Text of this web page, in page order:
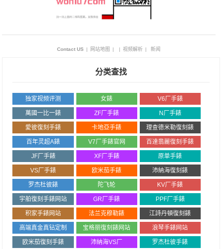
Contact US | 网站地图 | | 视频解析 | 新闻
分类查找
独家视频评测 女錶 V6厂手錶
萬國一比一錶 ZF厂手錶 N厂手錶
愛彼復刻手錶 卡地亞手錶 理查德米勒復刻錶
百年灵超A錶 V7厂手錶官网 百達翡麗復刻手錶
JF厂手錶 XF厂手錶 原单手錶
VS厂手錶 欧米茄手錶 沛納海復刻錶
罗杰杜彼錶 陀飞轮 KV厂手錶
宇舶復刻手錶网站 GR厂手錶 PPF厂手錶
积家手錶网站 法兰克穆勒錶 江詩丹頓復刻錶
高端真金真钻定制 宝格丽復刻錶网站 浪琴手錶网站
欧米茄復刻手錶 沛納海VS厂 罗杰杜彼手錶